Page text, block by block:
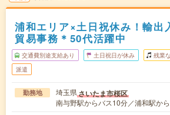
浦和エリア×土日祝休み！輸出
貿易事務＊50代活躍中
交通費別途支給あり 土日祝日が休み 残業な
派遣
勤務地 埼玉県さいたま市桜区
南与野駅からバス10分／浦和駅か